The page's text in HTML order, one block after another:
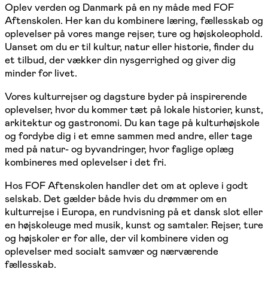
Oplev verden og Danmark på en ny måde med FOF
Aftenskolen. Her kan du kombinere læring, fællesskab og
oplevelser på vores mange rejser, ture og højskoleophold.
Uanset om du er til kultur, natur eller historie, finder du
et tilbud, der vækker din nysgerrighed og giver dig
minder for livet.
Vores kulturrejser og dagsture byder på inspirerende
oplevelser, hvor du kommer tæt på lokale historier, kunst,
arkitektur og gastronomi. Du kan tage på kulturhøjskole
og fordybe dig i et emne sammen med andre, eller tage
med på natur- og byvandringer, hvor faglige oplæg
kombineres med oplevelser i det fri.
Hos FOF Aftenskolen handler det om at opleve i godt
selskab. Det gælder både hvis du drømmer om en
kulturrejse i Europa, en rundvisning på et dansk slot eller
en højskoleuge med musik, kunst og samtaler. Rejser, ture
og højskoler er for alle, der vil kombinere viden og
oplevelser med socialt samvær og nærværende
fællesskab.